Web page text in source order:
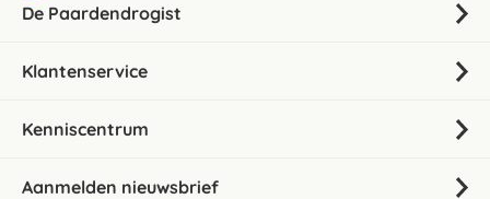
De Paardendrogist
Klantenservice
Kenniscentrum
Aanmelden nieuwsbrief